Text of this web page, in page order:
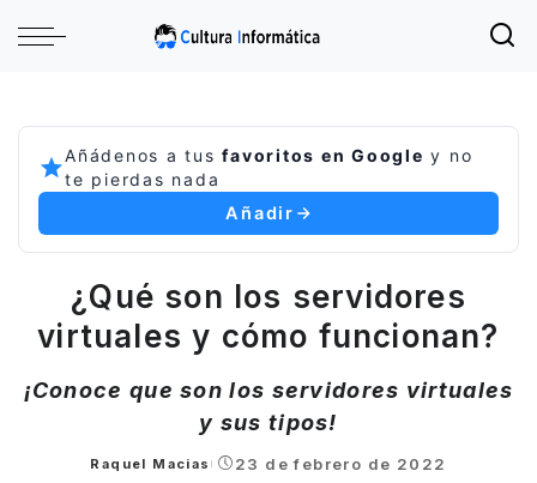
Añádenos a tusfavoritos en Google y no
te pierdas nada
Añadir
¿Qué son los servidores
virtuales y cómo funcionan?
¡Conoce que son los servidores virtuales
y sus tipos!
Posted
Raquel Macias 23 de febrero de 2022